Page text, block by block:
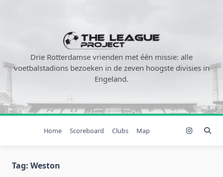
Drie Rotterdamse vrienden met één missie: alle
voetbalstadions bezoeken in de zeven hoogste divisies in
Engeland.
Home Scoreboard Clubs Map
Tag: Weston